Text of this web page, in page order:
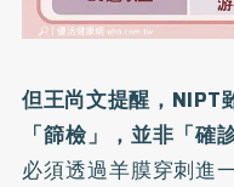
但王尚文提醒，NIPT
「篩檢」，並非「確
必須透過羊膜穿刺進